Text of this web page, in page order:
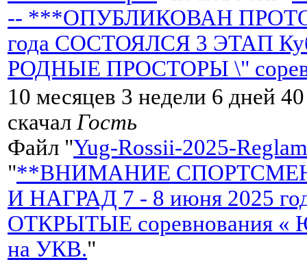
-- ***ОПУБЛИКОВАН
года СОСТОЯЛСЯ 3 ЭТАП
РОДНЫЕ ПРОСТОРЫ \"
10 месяцев 3 недели 6 дней
скачал Гость
Файл "Yug-Rossii-2025-
"**ВНИМАНИЕ
И НАГРАД 7 - 8 июня 2025
ОТКРЫТЫЕ соревнования «
на УКВ."